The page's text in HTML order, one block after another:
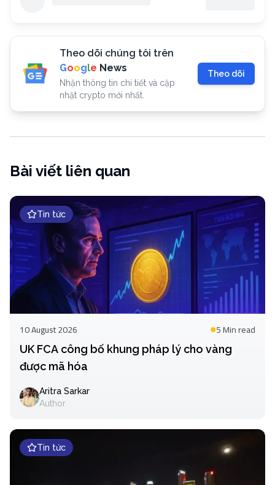
Theo dõi chúng tôi trên
Google News
Nhận thông tin chi tiết và cập
nhật crypto mới nhất.
Theo dõi
Bài viết liên quan
Tin tức
10 August 2026 5 Minread
UK FCA công bố khung pháp lý cho vàng
được mã hóa
Aritra Sarkar
Author
Tin tức